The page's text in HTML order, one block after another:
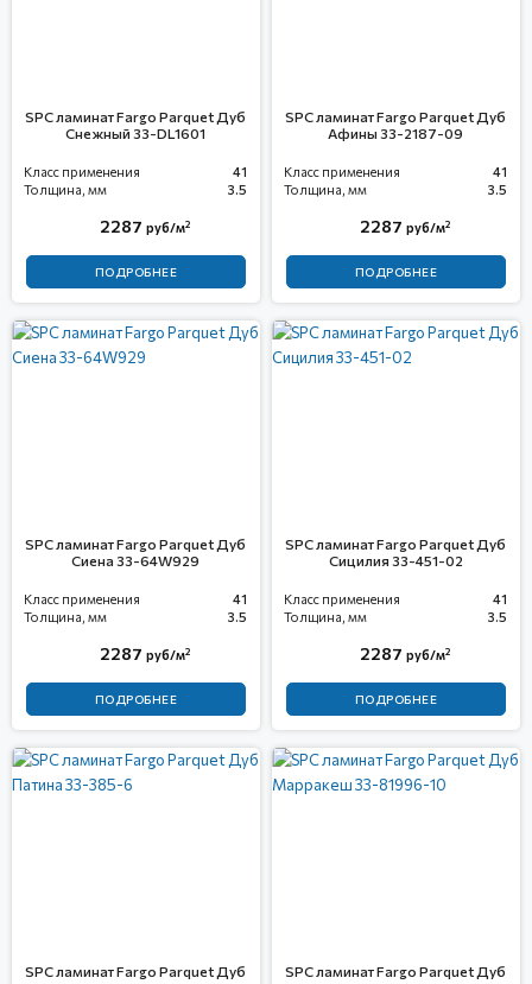
SPC ламинат Fargo Parquet Дуб
Снежный 33-DL1601
Класс применения
41
Толщина, мм
3.5
2287 руб/м2
ПОДРОБНЕЕ
SPC ламинат Fargo Parquet Дуб
Афины 33-2187-09
Класс применения
41
Толщина, мм
3.5
2287 руб/м2
ПОДРОБНЕЕ
SPC ламинат Fargo Parquet Дуб
Сиена 33-64W929
Класс применения
41
Толщина, мм
3.5
2287 руб/м2
ПОДРОБНЕЕ
SPC ламинат Fargo Parquet Дуб
Сицилия 33-451-02
Класс применения
41
Толщина, мм
3.5
2287 руб/м2
ПОДРОБНЕЕ
SPC ламинат Fargo Parquet Дуб
SPC ламинат Fargo Parquet Дуб